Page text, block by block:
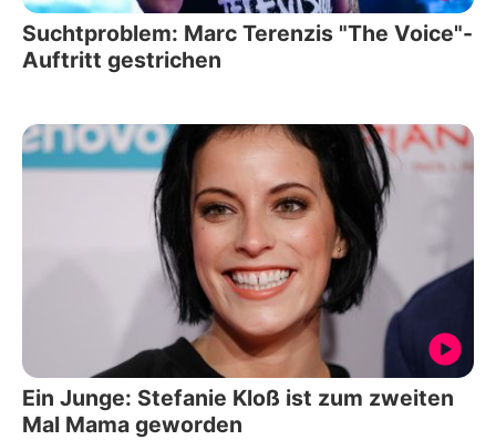
Suchtproblem: Marc Terenzis "The Voice"-
Auftritt gestrichen
Ein Junge: Stefanie Kloß ist zum zweiten
Mal Mama geworden